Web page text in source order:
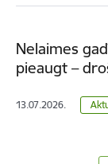
Nelaimes
pieaugt –
13.07.2026.